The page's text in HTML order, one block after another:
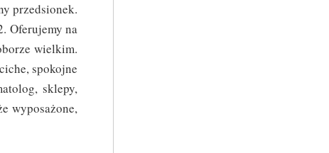
przedsionek.
Oferujemy na
wielkim.
spokojne
sklepy,
wyposażone,